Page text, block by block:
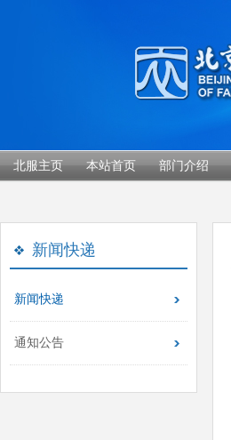
北服主页 本站首页 部门介绍
新闻快递
新闻快递
通知公告